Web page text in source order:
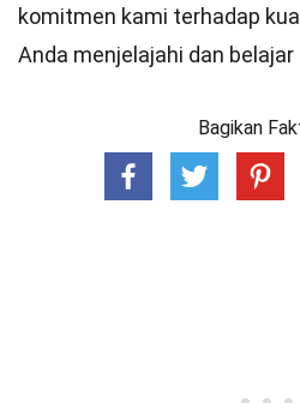
komitmen kami terhadap
Anda menjelajahi dan
Bagikan